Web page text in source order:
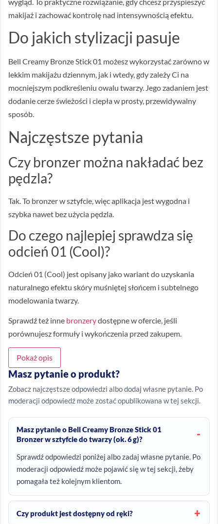
makijaż i zachować kontrolę nad intensywnością efektu.
Do jakich stylizacji pasuje
Bell Creamy Bronze Stick 01 możesz wykorzystać zarówno w
lekkim makijażu dziennym, jak i wtedy, gdy zależy Ci na
mocniejszym podkreśleniu owalu twarzy. Jego zadaniem jest
dodanie cerze świeżości i ciepła w prosty, przewidywalny
sposób.
Najczęstsze pytania
Czy bronzer można nakładać bez
pędzla?
Tak. To bronzer w sztyfcie, więc aplikacja jest wygodna i
szybka nawet bez użycia pędzla.
Do czego najlepiej sprawdza się
odcień 01 (Cool)?
Odcień 01 (Cool) jest opisany jako wariant do uzyskania
naturalnego efektu skóry muśniętej słońcem i subtelnego
modelowania twarzy.
Sprawdź też inne bronzerydostępne w ofercie, jeśli
porównujesz formuły i wykończenia przed zakupem.
Pokaż opis
Masz pytanie o produkt?
Zobacz najczęstsze odpowiedzi albo dodaj własne pytanie. Po
moderacji odpowiedź może zostać opublikowana w tej sekcji.
Masz pytanie o Bell Creamy Bronze Stick 01
Bronzer w sztyfcie do twarzy (ok. 6 g)?
Sprawdź odpowiedzi poniżej albo zadaj własne pytanie. Po
moderacji odpowiedź może pojawić się w tej sekcji, żeby
pomagała też kolejnym klientom.
Czy produkt jest dostępny od ręki?